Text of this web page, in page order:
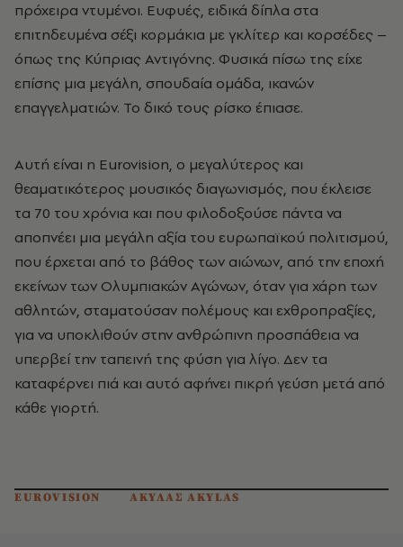
πρόχειρα ντυμένοι. Ευφυές, ειδικά δίπλα στα
επιτηδευμένα σέξι κορμάκια με γκλίτερ και κορσέδες –
όπως της Κύπριας Αντιγόνης. Φυσικά πίσω της είχε
επίσης μια μεγάλη, σπουδαία ομάδα, ικανών
επαγγελματιών. Το δικό τους ρίσκο έπιασε.
Αυτή είναι η Eurovision, ο μεγαλύτερος και
θεαματικότερος μουσικός διαγωνισμός, που έκλεισε
τα 70 του χρόνια και που φιλοδοξούσε πάντα να
αποπνέει μια μεγάλη αξία του ευρωπαϊκού πολιτισμού,
που έρχεται από το βάθος των αιώνων, από την εποχή
εκείνων των Ολυμπιακών Αγώνων, όταν για χάρη των
αθλητών, σταματούσαν πολέμους και εχθροπραξίες,
για να υποκλιθούν στην ανθρώπινη προσπάθεια να
υπερβεί την ταπεινή της φύση για λίγο. Δεν τα
καταφέρνει πιά και αυτό αφήνει πικρή γεύση μετά από
κάθε γιορτή.
EUROVISION ΑΚΥΛΑΣ AKYLAS